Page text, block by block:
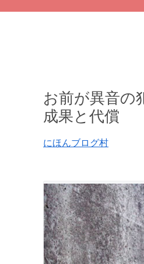
お前が異音の
成果と代償
にほんブログ村